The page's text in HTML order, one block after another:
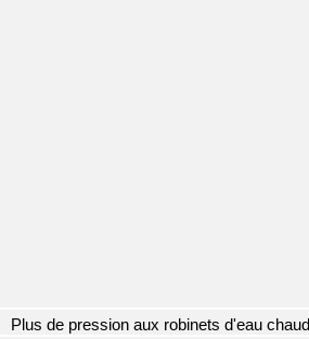
Plus de pression aux robinets d'eau